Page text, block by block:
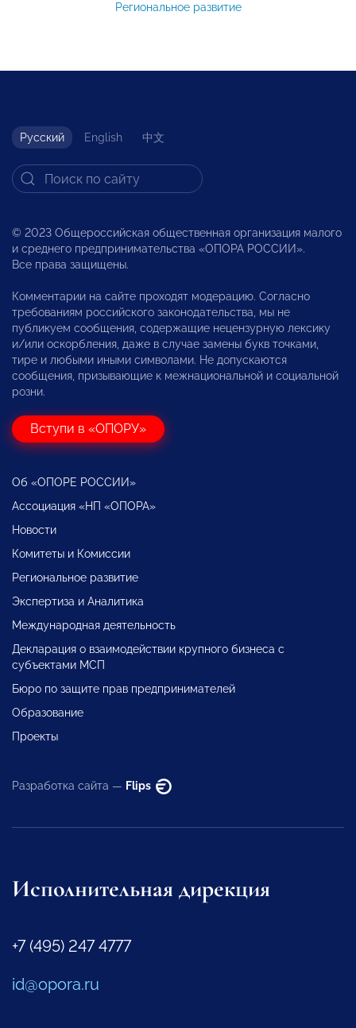
Региональное развитие
Русский English 中文
© 2023 Общероссийская общественная организация малого
и среднего предпринимательства «ОПОРА РОССИИ».
Все права защищены.
Комментарии на сайте проходят модерацию. Согласно
требованиям российского законодательства, мы не
публикуем сообщения, содержащие нецензурную лексику
и/или оскорбления, даже в случае замены букв точками,
тире и любыми иными символами. Не допускаются
сообщения, призывающие к межнациональной и социальной
розни.
Вступи в «ОПОРУ»
Об «ОПОРЕ РОССИИ»
Ассоциация «НП «ОПОРА»
Новости
Комитеты и Комиссии
Региональное развитие
Экспертиза и Аналитика
Международная деятельность
Декларация о взаимодействии крупного бизнеса с
субъектами МСП
Бюро по защите прав предпринимателей
Образование
Проекты
Разработка сайта — Flips
Исполнительная дирекция
+7 (495) 247 4777
id@opora.ru